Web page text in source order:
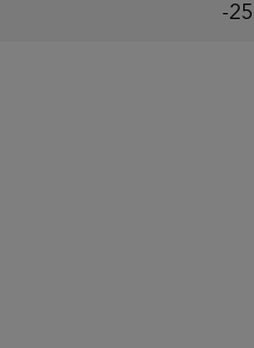
-25